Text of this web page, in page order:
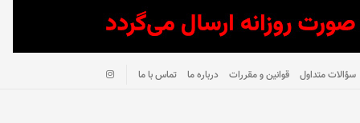
سؤالات متداول قوانین و مقررات درباره ما تماس با ما